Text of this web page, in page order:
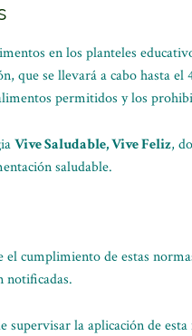
en los planteles
que se llevará a cabo hasta
permitidos y los
Vive Saludable, Vive Feliz,
saludable.
el cumplimiento de estas
notificadas.
supervisar la aplicación de